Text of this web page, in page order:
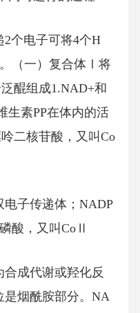
个电子可将4个H
（一）复合体Ⅰ将
醌组成1.NAD+和
生素PP在体内的活
二核苷酸，又叫Co
子传递体；NADP
酸，又叫CoⅡ
成代谢或羟化反
是烟酰胺部分。NA